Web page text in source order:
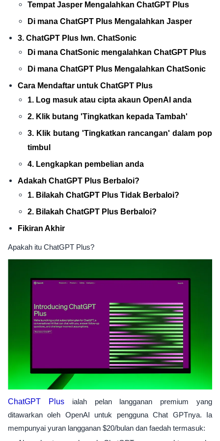
Tempat Jasper Mengalahkan ChatGPT Plus
Di mana ChatGPT Plus Mengalahkan Jasper
3. ChatGPT Plus lwn. ChatSonic
Di mana ChatSonic mengalahkan ChatGPT Plus
Di mana ChatGPT Plus Mengalahkan ChatSonic
Cara Mendaftar untuk ChatGPT Plus
1. Log masuk atau cipta akaun OpenAI anda
2. Klik butang 'Tingkatkan kepada Tambah'
3. Klik butang 'Tingkatkan rancangan' dalam pop
timbul
4. Lengkapkan pembelian anda
Adakah ChatGPT Plus Berbaloi?
1. Bilakah ChatGPT Plus Tidak Berbaloi?
2. Bilakah ChatGPT Plus Berbaloi?
Fikiran Akhir
Apakah itu ChatGPT Plus?
ChatGPT Plusialah pelan langganan premium yang
ditawarkan oleh OpenAI untuk pengguna Chat GPTnya. Ia
mempunyai yuran langganan $20/bulan dan faedah termasuk: